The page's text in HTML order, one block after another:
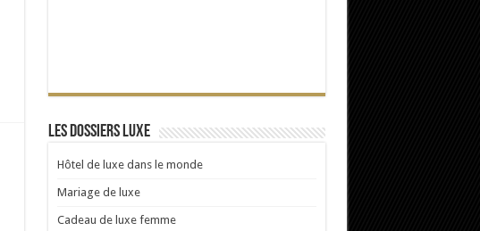
Les dossiers Luxe
Hôtel de luxe dans le monde
Mariage de luxe
Cadeau de luxe femme